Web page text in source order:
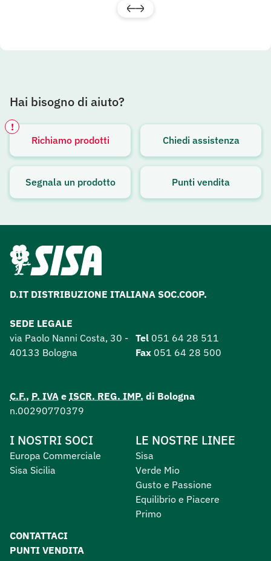
Hai bisogno di aiuto?
Richiamo prodotti
!
Avviso attivo
Chiedi assistenza
Segnala un prodotto Punti vendita
D.IT DISTRIBUZIONE ITALIANA SOC.COOP.
SEDE LEGALE
via Paolo Nanni Costa, 30 -
40133 Bologna
Tel 051 64 28 511
Fax 051 64 28 500
C.F., P. IVA e ISCR. REG. IMP. di Bologna
n.00290770379
I NOSTRI SOCI
Europa Commerciale
Sisa Sicilia
LE NOSTRE LINEE
Sisa
Verde Mio
Gusto e Passione
Equilibrio e Piacere
Primo
CONTATTACI
PUNTI VENDITA